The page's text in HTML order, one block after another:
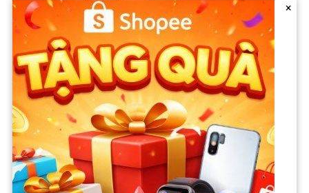
Previous article
Tự hào khoe U70 rồi mà có
được đứa con trai, Quang
Minh đặt tên và nói cả nước
Việt Nam không ai có: “Quý
tử nối dõi tông đường nó phải
khác”
Next article
Khó hiểu: Công ty Đại Nam l.ỗ
đến âm vốn chủ sở hữu, vợ
chồng ông Dũng ‘lò vôi’ và bà
Nguyễn Phương Hằng đang
kiếm tiền từ đâu mà giàu ú ụ
đến thế?
×